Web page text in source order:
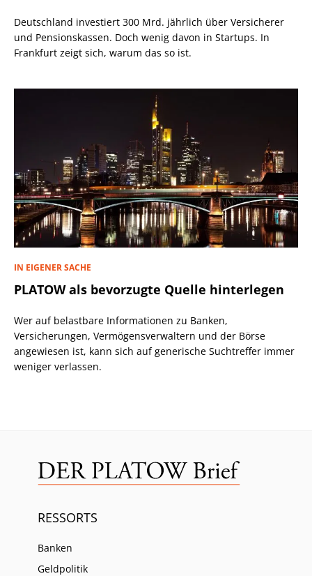
Deutschland investiert 300 Mrd. jährlich über Versicherer
und Pensionskassen. Doch wenig davon in Startups. In
Frankfurt zeigt sich, warum das so ist.
IN EIGENER SACHE
PLATOW als bevorzugte Quelle hinterlegen
Wer auf belastbare Informationen zu Banken,
Versicherungen, Vermögensverwaltern und der Börse
angewiesen ist, kann sich auf generische Suchtreffer immer
weniger verlassen.
RESSORTS
Banken
Geldpolitik